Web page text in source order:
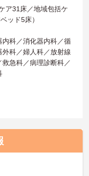
ア31床／地域包括ケ
ッド5床）
内科／消化器内科／循
科／婦人科／放射線
急科／病理診断科／